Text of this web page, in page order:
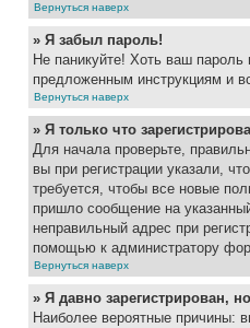
Вернуться наверх
» Я забыл пароль!
Не паникуйте! Хоть ваш
предложенным инструкциям и
Вернуться наверх
» Я только что
Для начала проверьте,
вы при регистрации указали,
требуется, чтобы все новые
пришло сообщение на
неправильный адрес при
помощью к администратору
Вернуться наверх
» Я давно зарегистрирован,
Наиболее вероятные причины: